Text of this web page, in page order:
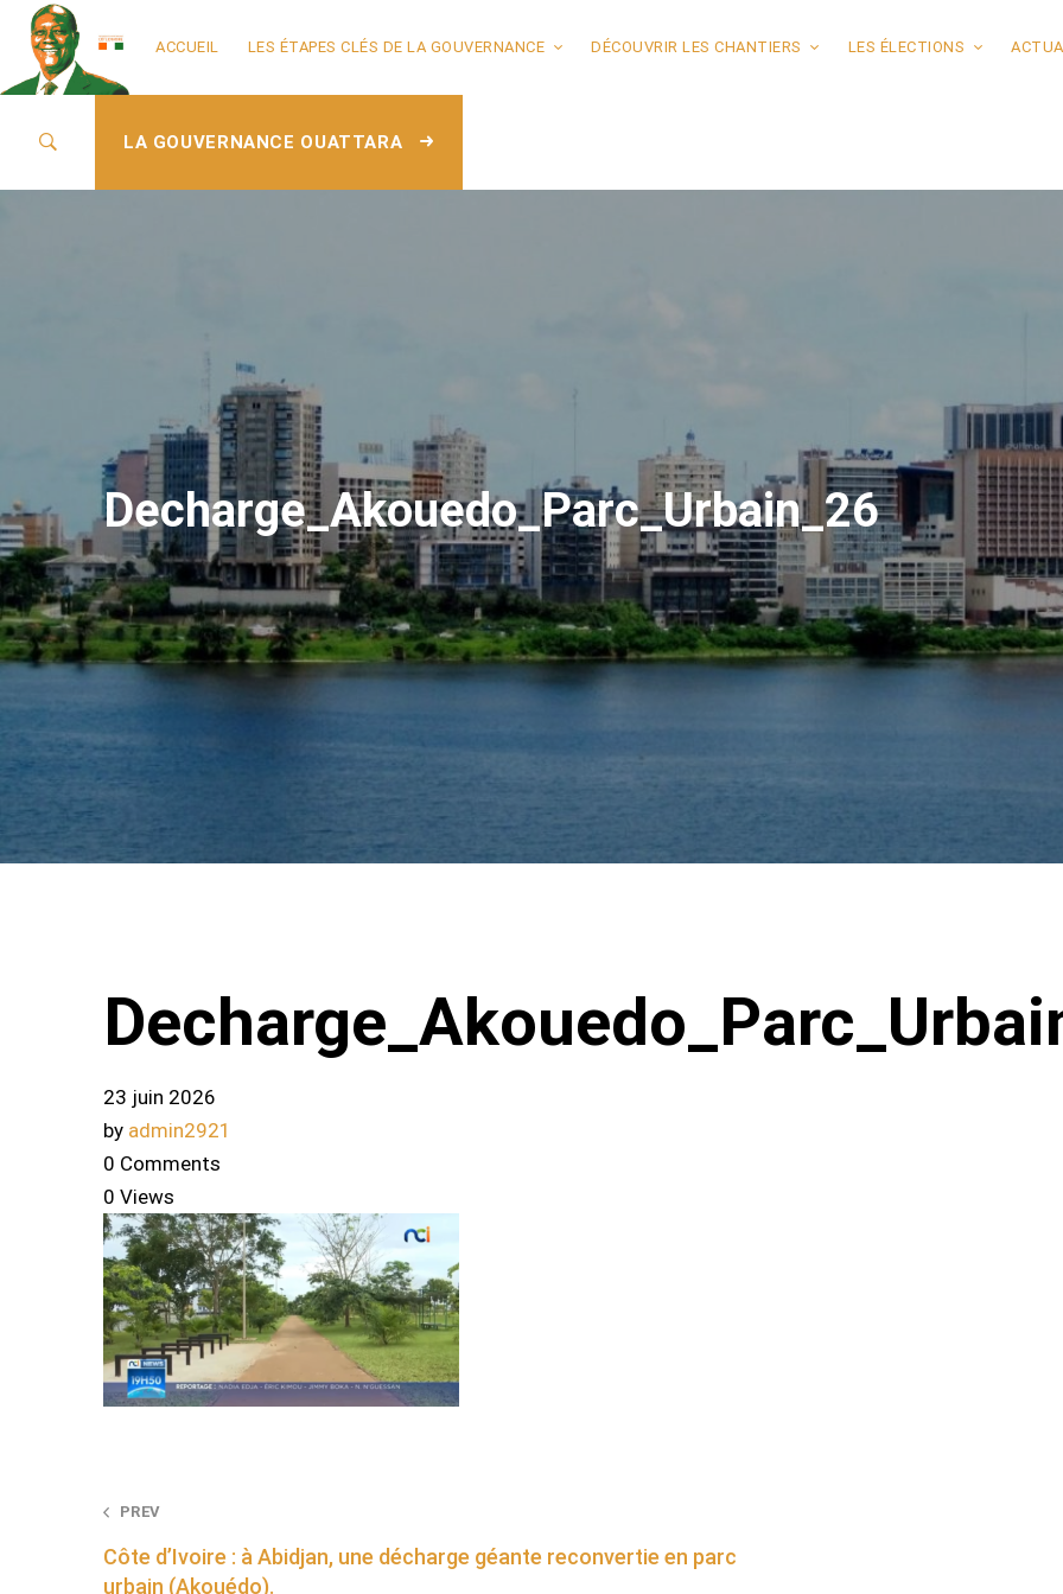
ACCUEIL LES ÉTAPES CLÉS DE LA GOUVERNANCE DÉCOUVRIR LES CHANTIERS LES ÉLECTIONS
LA GOUVERNANCE OUATTARA
Decharge_Akouedo_Parc_Urbain_26
23 juin 2026
by admin2921
0 Comments
0 Views
Post
navigation
PREV
Côte d’Ivoire : à Abidjan, une décharge géante reconvertie en parc
urbain (Akouédo).